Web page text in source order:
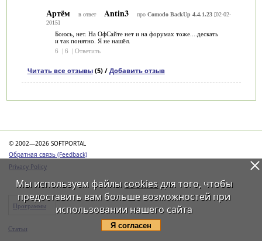
Артём в ответ Antin3 про Comodo BackUp 4.4.1.23[02-02-
2015]
Боюсь, нет. На ОфСайте нет и на форумах тоже....дескать
и так понятно. Я не нашёл.
6
6 Ответить
Читать все отзывы(5) / Добавить отзыв
© 2002—2026 SOFTPORTAL
Обратная связь (Feedback)
Privacy Policy
Программы
Статьи
Мы используем файлы cookiesдля того, чтобы
предоставить вам больше возможностей при
использовании нашего сайта